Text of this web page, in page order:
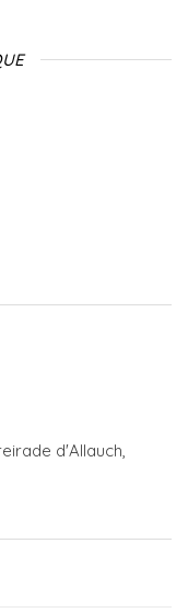
d'Allauch,